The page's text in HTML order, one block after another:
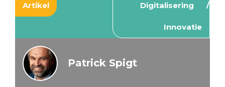
Artikel Digitalisering
Innovatie
Patrick Spigt